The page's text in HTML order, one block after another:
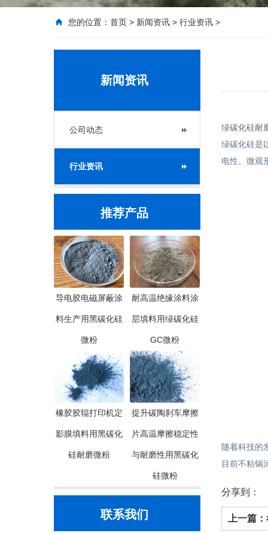
您的位置： 首页 > 新闻资讯 > 行业资讯 >
新闻资讯
公司动态
行业资讯
推荐产品
导电胶电磁屏蔽涂
料生产用黑碳化硅
微粉
耐高温绝缘涂料涂
层填料用绿碳化硅
GC微粉
橡胶胶辊打印机定
影膜填料用黑碳化
硅耐磨微粉
提升碳陶刹车摩擦
片高温摩擦稳定性
与耐磨性用黑碳化
硅微粉
联系我们
绿碳化硅耐
绿碳化硅是
电性。微观
随着科技的
目前不粘锅
分享到：
上一篇：